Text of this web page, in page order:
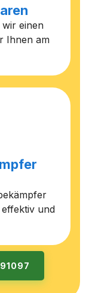
einen
Ihnen am
und